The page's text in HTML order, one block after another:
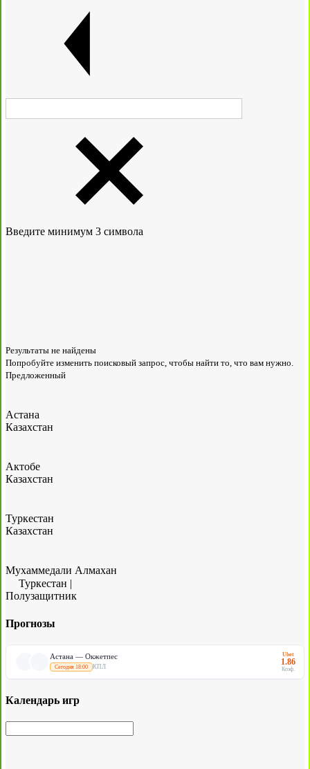
Введите минимум 3 символа
Результаты не найдены
Попробуйте изменить поисковый запрос, чтобы найти то, что вам нужно.
Предложенный
Астана
Казахстан
Актобе
Казахстан
Туркестан
Казахстан
Мухаммедали Алмахан
Туркестан |
Полузащитник
Прогнозы
Астана — Окжетпес
Сегодня 18:00 КПЛ
Ubet
1.86
Коэф.
Календарь игр